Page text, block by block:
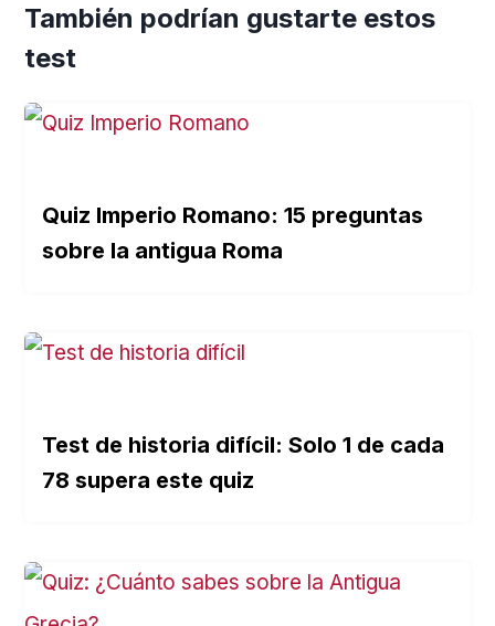
También podrían gustarte estos
test
Quiz Imperio Romano: 15 preguntas
sobre la antigua Roma
Test de historia difícil: Solo 1 de cada
78 supera este quiz